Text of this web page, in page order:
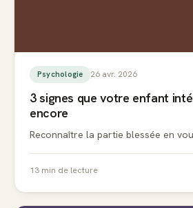
Psychologie 26 avr. 2026
3 signes que votre enfant
encore
Reconnaître la partie blessée en
13 min de lecture